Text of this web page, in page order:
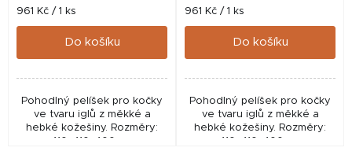
Měrná
cena:
961 Kč / 1 ks
Do košíku
Pohodlný pelíšek pro kočky
ve tvaru iglů z měkké a
hebké kožešiny. Rozměry:
410x410x400mm
Měrná
cena:
961 Kč / 1 ks
Do košíku
Pohodlný pelíšek pro kočky
ve tvaru iglů z měkké a
hebké kožešiny. Rozměry:
410x410x400mm